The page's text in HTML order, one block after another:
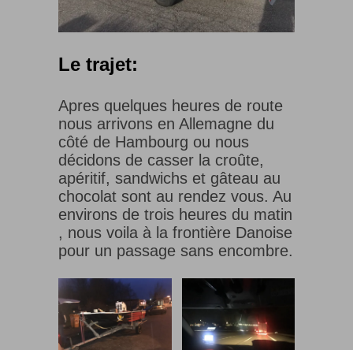
Le trajet:
Apres quelques heures de route
nous arrivons en Allemagne du
côté de Hambourg ou nous
décidons de casser la croûte,
apéritif, sandwichs et gâteau au
chocolat sont au rendez vous. Au
environs de trois heures du matin
, nous voila à la frontière Danoise
pour un passage sans encombre.